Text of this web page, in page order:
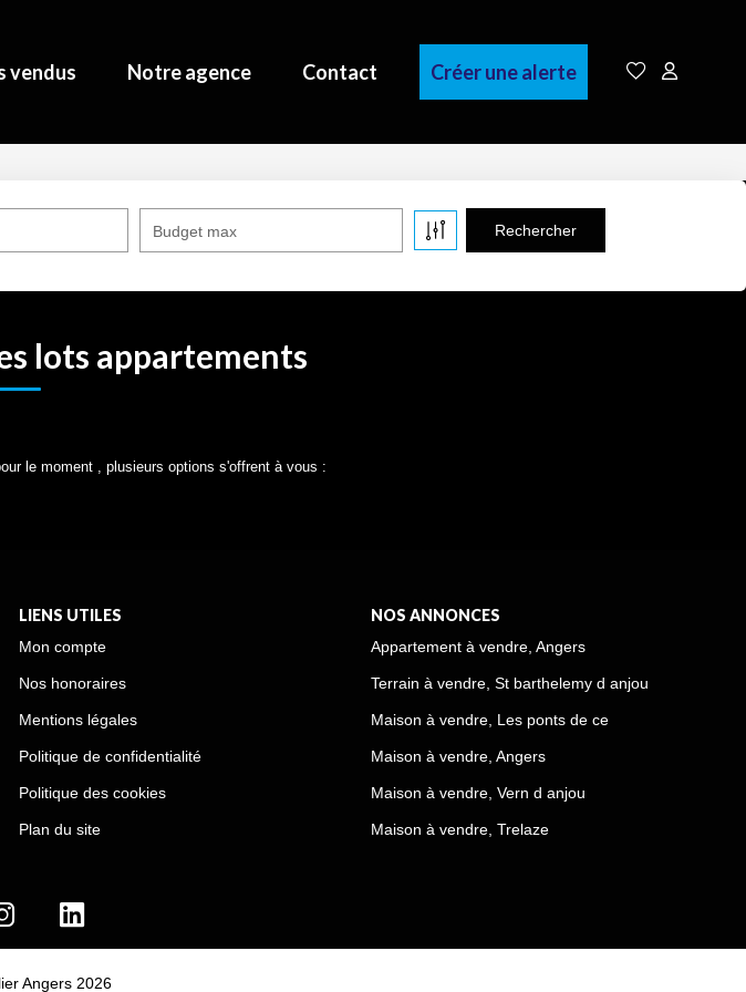
vendus Notre agence Contact Créer une alerte
Budget max
lots appartements
le moment , plusieurs options s'offrent à vous :
LIENS UTILES
Mon compte
Nos honoraires
Mentions légales
Politique de confidentialité
Politique des cookies
Plan du site
NOS ANNONCES
Appartement à vendre, Angers
Terrain à vendre, St barthelemy d anjou
Maison à vendre, Les ponts de ce
Maison à vendre, Angers
Maison à vendre, Vern d anjou
Maison à vendre, Trelaze
Angers 2026